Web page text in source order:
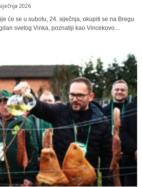
2026
će se u subotu, 24. siječnja, okupiti se na Bregu
svetog Vinka, poznatiji kao Vincekovo....